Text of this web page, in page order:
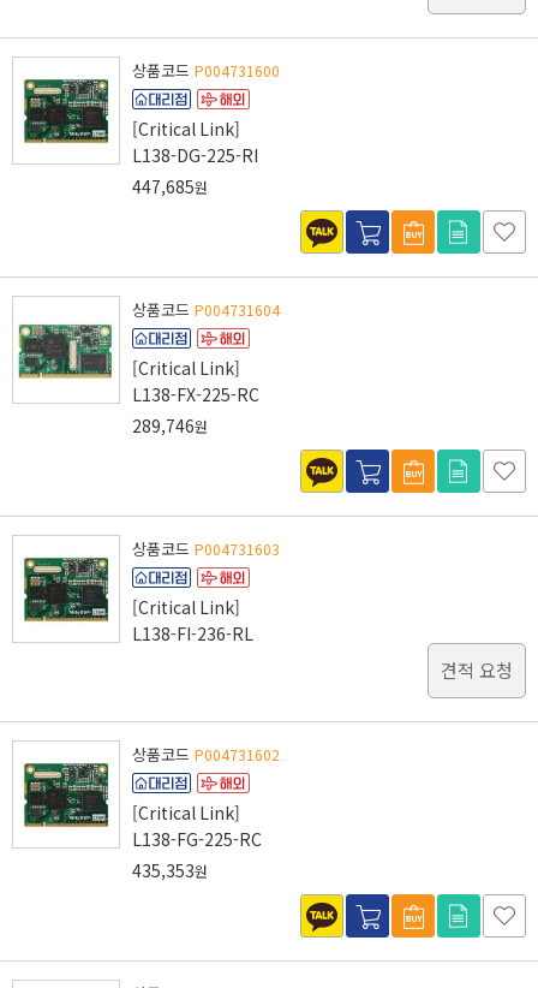
상품코드 P004731600
[Critical Link]
L138-DG-225-RI
447,685원
상품코드 P004731604
[Critical Link]
L138-FX-225-RC
289,746원
상품코드 P004731603
[Critical Link]
L138-FI-236-RL
견적 요청
상품코드 P004731602
[Critical Link]
L138-FG-225-RC
435,353원